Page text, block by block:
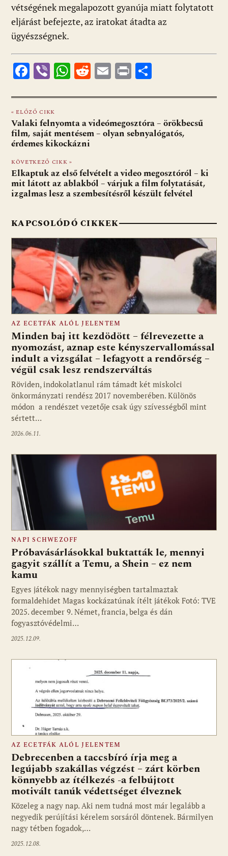
vétségének megalapozott gyanúja miatt folytatott
eljárást befejezte, az iratokat átadta az
ügyészségnek.
F
e
b
o
o
k
Vi
er
W
at
s
A
p
p
R
d
di
t
E
ai
l
Pr
t za
m
e
« ELŐZŐ CIKK
Valaki felnyomta a videómegosztóra – örökbecsű
film, saját mentésem – olyan sebnyalógatós,
érdemes kikockázni
KÖVETKEZŐ CIKK »
Elkaptuk az első felvételt a video megosztóról – ki
mit látott az ablakból – várjuk a film folytatását,
izgalmas lesz a szembesítésről készült felvétel
KAPCSOLÓDÓ CIKKEK
AZ ECETFÁK ALÓL JELENTEM
Minden baj itt kezdödött – félrevezette a
nyomozást, aznap este kényszervallomással
indult a vizsgálat – lefagyott a rendőrség –
végül csak lesz rendszerváltás
Röviden, indokolatlanul rám támadt két miskolci
önkormányzati rendész 2017 novemberében. Különös
módon a rendészet vezetője csak úgy szívességből mint
sértett…
2026.06.11.
NAPI SCHWEZOFF
Próbavásárlásokkal buktatták le, mennyi
gagyit szállít a Temu, a Shein – ez nem
kamu
Egyes játékok nagy mennyiségben tartalmaztak
formaldehidet Magas kockázatúnak ítélt játékok Fotó: TVE
2025. december 9. Német, francia, belga és dán
fogyasztóvédelmi…
2025.12.09.
AZ ECETFÁK ALÓL JELENTEM
Debrecenben a taccsbíró írja meg a
legújabb szakállas végzést – zárt körben
könnyebb az ítélkezés -a felbújtott
motivált tanúk védettséget élveznek
Közeleg a nagy nap. Aki nem tudná most már legalább a
negyedik perújítási kérelem sorsáról döntenek. Bármilyen
nagy tétben fogadok,…
2025.12.08.